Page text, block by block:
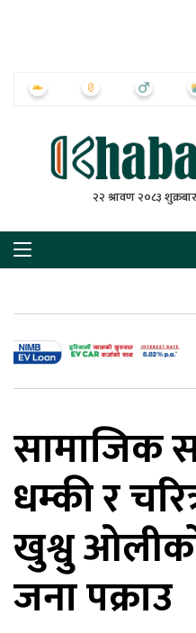
२२ श्रावण २०८३
सामाजिक
धम्की र
खुश्वु
जना पक्राउ